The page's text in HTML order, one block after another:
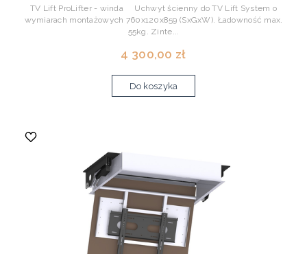
TV Lift ProLifter - winda Uchwyt ścienny do TV Lift System o
wymiarach montażowych 760x120x859 (SxGxW). Ładowność max.
55kg. Zinte...
4 300,00 zł
Do koszyka